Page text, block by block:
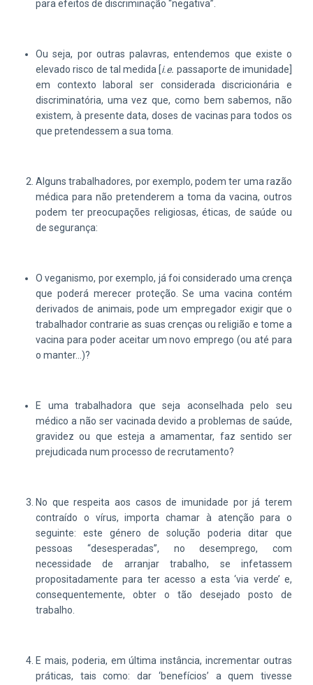
para efeitos de discriminação “negativa”.
Ou seja, por outras palavras, entendemos que existe o
elevado risco de tal medida [i.e. passaporte de imunidade]
em contexto laboral ser considerada discricionária e
discriminatória, uma vez que, como bem sabemos, não
existem, à presente data, doses de vacinas para todos os
que pretendessem a sua toma.
Alguns trabalhadores, por exemplo, podem ter uma razão
médica para não pretenderem a toma da vacina, outros
podem ter preocupações religiosas, éticas, de saúde ou
de segurança:
O veganismo, por exemplo, já foi considerado uma crença
que poderá merecer proteção. Se uma vacina contém
derivados de animais, pode um empregador exigir que o
trabalhador contrarie as suas crenças ou religião e tome a
vacina para poder aceitar um novo emprego (ou até para
o manter…)?
E uma trabalhadora que seja aconselhada pelo seu
médico a não ser vacinada devido a problemas de saúde,
gravidez ou que esteja a amamentar, faz sentido ser
prejudicada num processo de recrutamento?
No que respeita aos casos de imunidade por já terem
contraído o vírus, importa chamar à atenção para o
seguinte: este género de solução poderia ditar que
pessoas “desesperadas”, no desemprego, com
necessidade de arranjar trabalho, se infetassem
propositadamente para ter acesso a esta ‘via verde’ e,
consequentemente, obter o tão desejado posto de
trabalho.
E mais, poderia, em última instância, incrementar outras
práticas, tais como: dar ‘benefícios’ a quem tivesse